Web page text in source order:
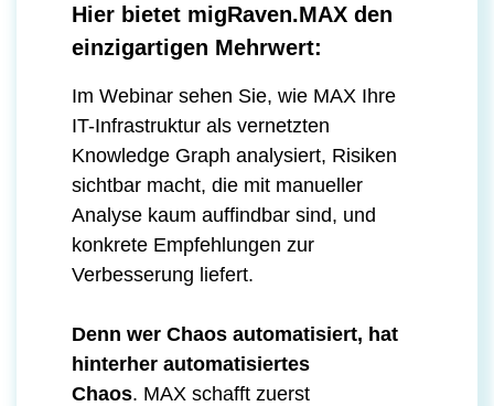
Hier bietet migRaven.MAX den
einzigartigen Mehrwert:
Im Webinar sehen Sie, wie MAX Ihre
IT-Infrastruktur als vernetzten
Knowledge Graph analysiert, Risiken
sichtbar macht, die mit manueller
Analyse kaum auffindbar sind, und
konkrete Empfehlungen zur
Verbesserung liefert.
Denn wer Chaos automatisiert, hat
hinterher automatisiertes
Chaos. MAX schafft zuerst